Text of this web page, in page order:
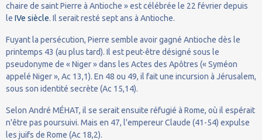
chaire de saint Pierre à Antioche » est célébrée le 22 février depuis
le IVe siècle. Il serait resté sept ans à Antioche.
Fuyant la persécution, Pierre semble avoir gagné Antioche dès le
printemps 43 (au plus tard). Il est peut-être désigné sous le
pseudonyme de « Niger » dans les Actes des Apôtres (« Syméon
appelé Niger », Ac 13,1). En 48 ou 49, il fait une incursion à Jérusalem,
sous son identité secrète (Ac 15,14).
Selon André MÉHAT, il se serait ensuite réfugié à Rome, où il espérait
n'être pas poursuivi. Mais en 47, l'empereur Claude (41-54) expulse
les juifs de Rome (Ac 18,2).